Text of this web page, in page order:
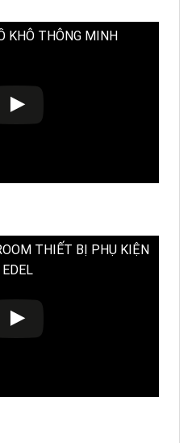
KHÔ THÔNG MINH
THIẾT BỊ PHỤ KIỆN